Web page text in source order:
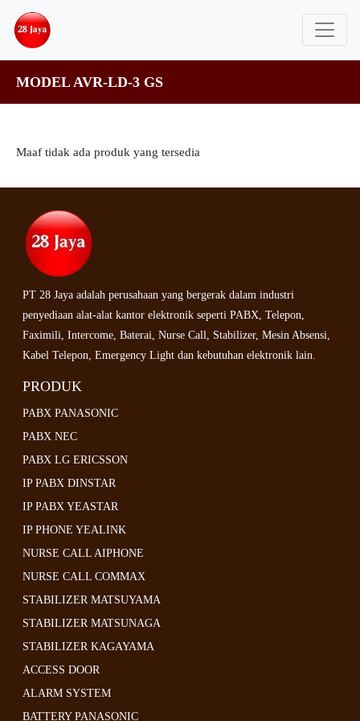
MODEL AVR-LD-3 GS
Maaf tidak ada produk yang tersedia
PT 28 Jaya adalah perusahaan yang bergerak dalam industri
penyediaan alat-alat kantor elektronik seperti PABX, Telepon,
Faximili, Intercome, Baterai, Nurse Call, Stabilizer, Mesin Absensi,
Kabel Telepon, Emergency Light dan kebutuhan elektronik lain.
PRODUK
PABX PANASONIC
PABX NEC
PABX LG ERICSSON
IP PABX DINSTAR
IP PABX YEASTAR
IP PHONE YEALINK
NURSE CALL AIPHONE
NURSE CALL COMMAX
STABILIZER MATSUYAMA
STABILIZER MATSUNAGA
STABILIZER KAGAYAMA
ACCESS DOOR
ALARM SYSTEM
BATTERY PANASONIC